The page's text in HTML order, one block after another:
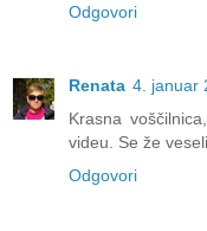
Odgovori
Renata 4. januar
Krasna
videu. Se že
Odgovori